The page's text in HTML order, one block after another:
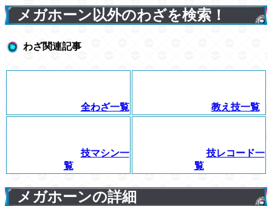
メガホーン以外のわざを検索！
わざ関連記事
全わざ一覧 教え技一覧
技マシン一
覧
技レコード一
覧
メガホーンの詳細